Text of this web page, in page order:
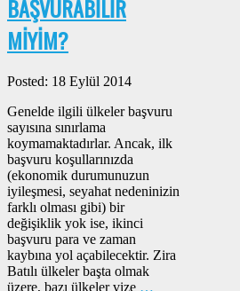
BAŞVURABİLİR
MİYİM?
Posted: 18 Eylül 2014
Genelde ilgili ülkeler başvuru
sayısına sınırlama
koymamaktadırlar. Ancak, ilk
başvuru koşullarınızda
(ekonomik durumunuzun
iyileşmesi, seyahat nedeninizin
farklı olması gibi) bir
değişiklik yok ise, ikinci
başvuru para ve zaman
kaybına yol açabilecektir. Zira
Batılı ülkeler başta olmak
üzere, bazı ülkeler vize …